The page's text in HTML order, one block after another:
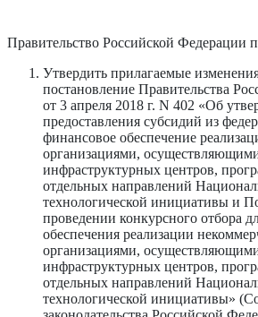
Правительство Российской Федерации
Утвердить прилагаемые
постановление Правительства
от 3 апреля 2018 г. N 402 «Об
предоставления субсидий из
финансовое обеспечение
организациями,
инфраструктурных центров,
отдельных направлений
технологической инициативы и
проведении конкурсного отбора
обеспечения реализации
организациями,
инфраструктурных центров,
отдельных направлений
технологической инициативы»